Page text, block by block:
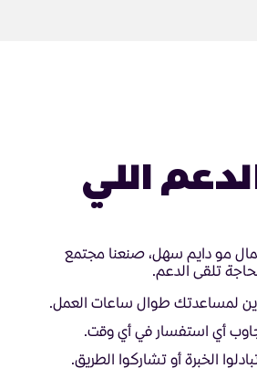
اللي
مو دايم سهل، صنعنا مجتمع
تلقى الدعم.
لمساعدتك طوال ساعات العمل.
الخبرة أو تشاركوا الطريق.